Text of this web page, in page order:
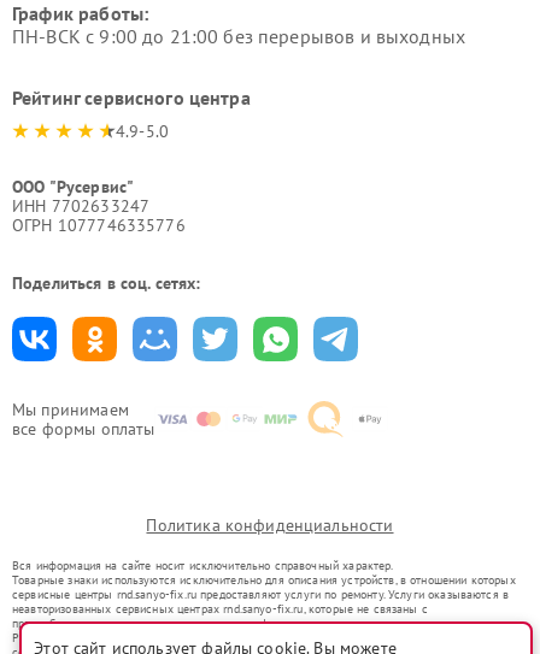
Мы принимаем
все формы оплаты
График работы:
ПН-ВСК с 9:00 до 21:00 без перерывов и выходных
Рейтинг сервисного центра
4.9-5.0
ООО "Русервис"
ИНН 7702633247
ОГРН 1077746335776
Поделиться в соц. сетях:
Политика конфиденциальности
Вся информация на сайте носит исключительно справочный характер.
Товарные знаки используются исключительно для описания устройств, в отношении которых
сервисные центры rnd.sanyo-fix.ru предоставляют услуги по ремонту. Услуги оказываются в
неавторизованных сервисных центрах rnd.sanyo-fix.ru, которые не связаны с
правообладателями товарных знаков или их официальными представителями.
Ремонт осуществляется для устройств, уже введенных в гражданский оборот в соответствии
Этот сайт использует файлы cookie. Вы можете